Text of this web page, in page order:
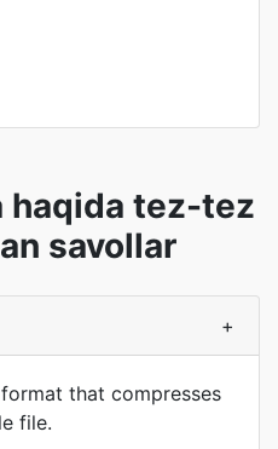
haqida tez-tez
savollar
+
that compresses
file.